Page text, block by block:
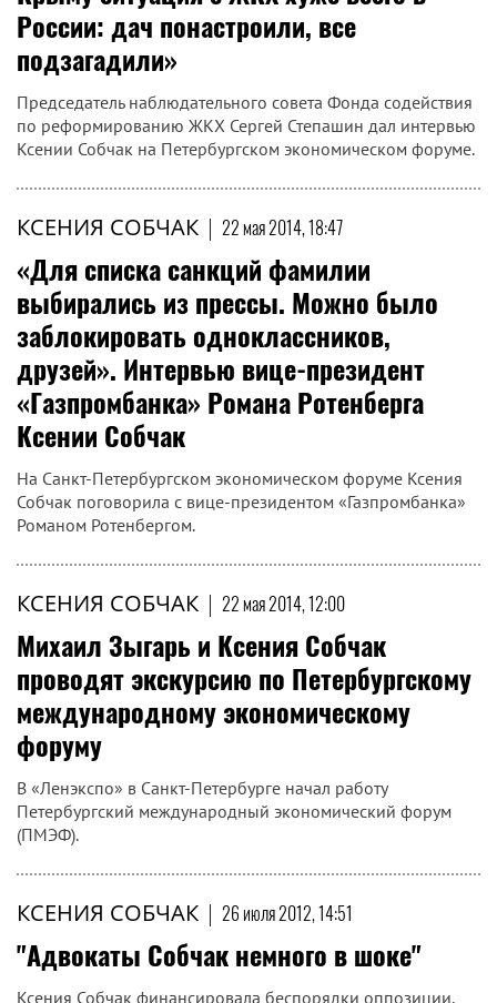
России: дач понастроили, все
подзагадили»
Председатель наблюдательного совета Фонда содействия
по реформированию ЖКХ Сергей Степашин дал интервью
Ксении Собчак на Петербургском экономическом форуме.
КСЕНИЯ СОБЧАК | 22 мая 2014, 18:47
«Для списка санкций фамилии
выбирались из прессы. Можно было
заблокировать одноклассников,
друзей». Интервью вице-президент
«Газпромбанка» Романа Ротенберга
Ксении Собчак
На Санкт-Петербургском экономическом форуме Ксения
Собчак поговорила с вице-президентом «Газпромбанка»
Романом Ротенбергом.
КСЕНИЯ СОБЧАК | 22 мая 2014, 12:00
Михаил Зыгарь и Ксения Собчак
проводят экскурсию по Петербургскому
международному экономическому
форуму
В «Ленэкспо» в Санкт-Петербурге начал работу
Петербургский международный экономический форум
(ПМЭФ).
КСЕНИЯ СОБЧАК | 26 июля 2012, 14:51
"Адвокаты Собчак немного в шоке"
Ксения Собчак финансировала беспорядки оппозиции,